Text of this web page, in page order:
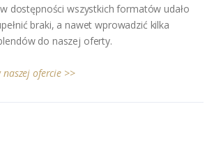
dostępności wszystkich formatów udało
braki, a nawet wprowadzić kilka
do naszej oferty.
naszej ofercie >>